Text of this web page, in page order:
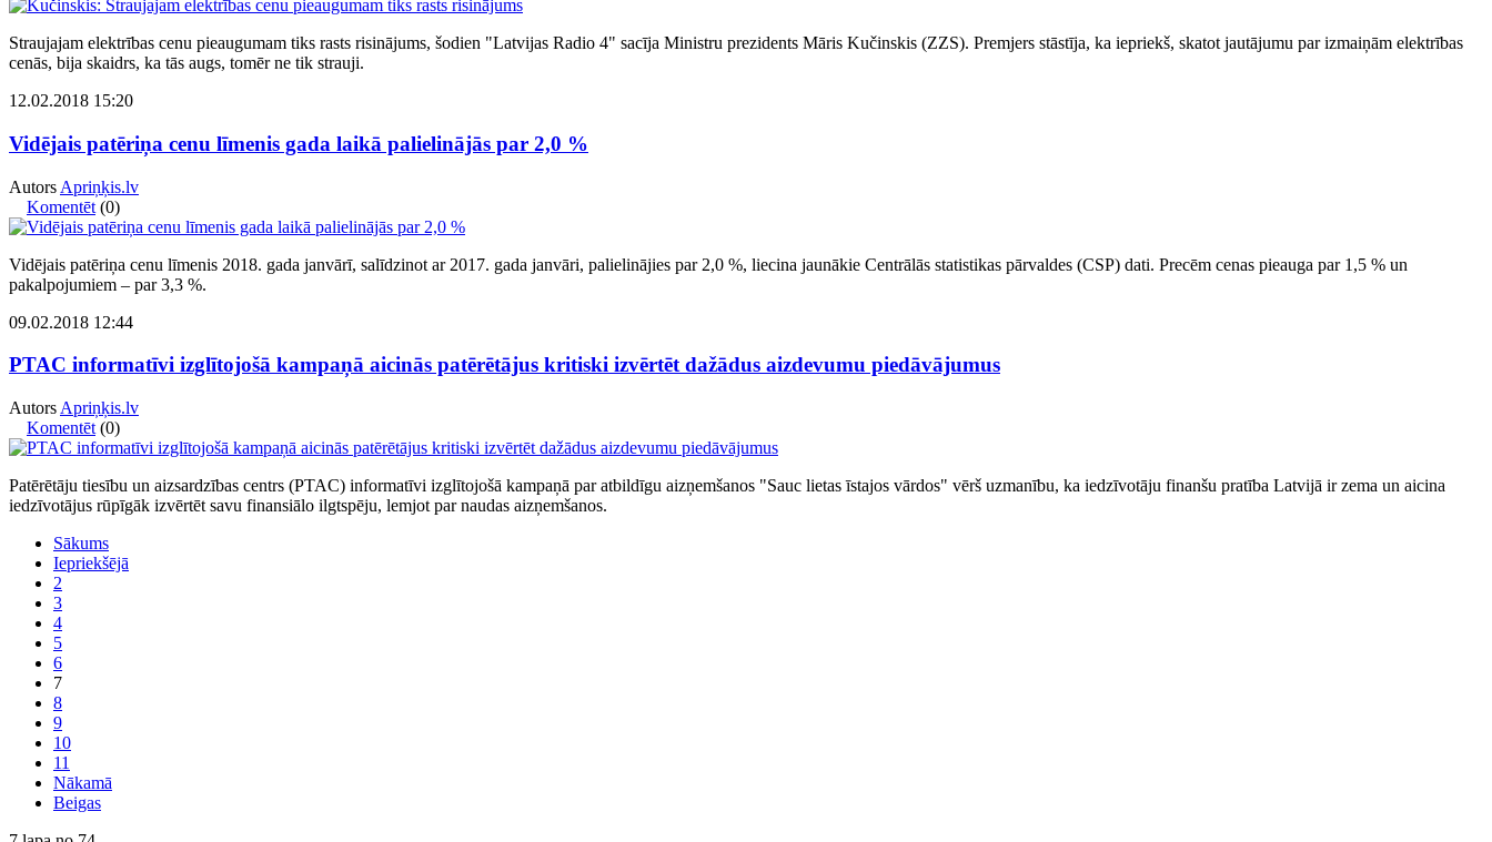
Straujajam elektrības cenu pieaugumam tiks rasts risinājums, šodien "Latvijas Radio 4" sacīja Ministru prezidents Māris Kučinskis (ZZS). Premjers stāstīja, ka iepriekš, skatot jautājumu par izmaiņām elektrības
cenās, bija skaidrs, ka tās augs, tomēr ne tik strauji.
12.02.2018 15:20
Vidējais patēriņa cenu līmenis gada laikā palielinājās par 2,0 %
Autors Apriņķis.lv
Komentēt (0)
Vidējais patēriņa cenu līmenis 2018. gada janvārī, salīdzinot ar 2017. gada janvāri, palielinājies par 2,0 %, liecina jaunākie Centrālās statistikas pārvaldes (CSP) dati. Precēm cenas pieauga par 1,5 % un
pakalpojumiem – par 3,3 %.
09.02.2018 12:44
PTAC informatīvi izglītojošā kampaņā aicinās patērētājus kritiski izvērtēt dažādus aizdevumu piedāvājumus
Autors Apriņķis.lv
Komentēt (0)
Patērētāju tiesību un aizsardzības centrs (PTAC) informatīvi izglītojošā kampaņā par atbildīgu aizņemšanos "Sauc lietas īstajos vārdos" vērš uzmanību, ka iedzīvotāju finanšu pratība Latvijā ir zema un aicina
iedzīvotājus rūpīgāk izvērtēt savu finansiālo ilgtspēju, lemjot par naudas aizņemšanos.
Sākums
Iepriekšējā
2
3
4
5
6
7
8
9
10
11
Nākamā
Beigas